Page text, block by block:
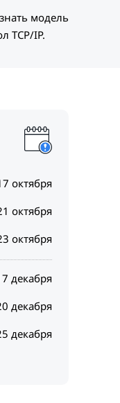
модель
TCP/IP.
октября
октября
октября
декабря
декабря
декабря